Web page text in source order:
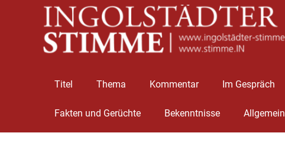
Titel Thema Kommentar Im Gespräch
Fakten und Gerüchte Bekenntnisse Allgemein